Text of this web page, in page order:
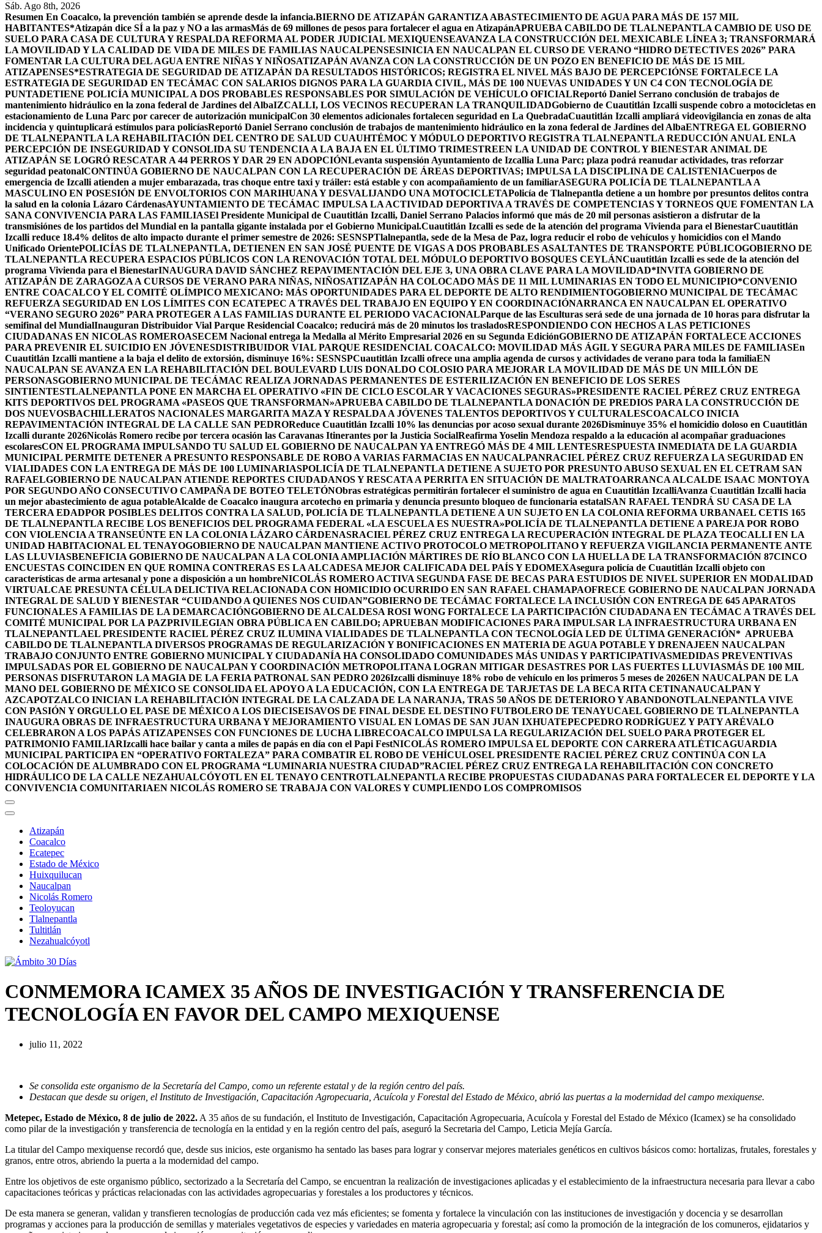
Sáb. Ago 8th, 2026
Resumen En Coacalco, la prevención también se aprende desde la infancia.BIERNO DE ATIZAPÁN GARANTIZA ABASTECIMIENTO DE AGUA PARA MÁS DE 157 MIL
HABITANTES*Atizapán dice SÍ a la paz y NO a las armasMás de 69 millones de pesos para fortalecer el agua en AtizapánAPRUEBA CABILDO DE TLALNEPANTLA CAMBIO DE USO DE
SUELO PARA CASA DE CULTURA Y RESPALDA REFORMA AL PODER JUDICIAL MEXIQUENSEAVANZA LA CONSTRUCCIÓN DEL MEXICABLE LÍNEA 3; TRANSFORMARÁ
LA MOVILIDAD Y LA CALIDAD DE VIDA DE MILES DE FAMILIAS NAUCALPENSESINICIA EN NAUCALPAN EL CURSO DE VERANO “HIDRO DETECTIVES 2026” PARA
FOMENTAR LA CULTURA DEL AGUA ENTRE NIÑAS Y NIÑOSATIZAPÁN AVANZA CON LA CONSTRUCCIÓN DE UN POZO EN BENEFICIO DE MÁS DE 15 MIL
ATIZAPENSES*ESTRATEGIA DE SEGURIDAD DE ATIZAPÁN DA RESULTADOS HISTÓRICOS; REGISTRA EL NIVEL MÁS BAJO DE PERCEPCIÓNSE FORTALECE LA
ESTRATEGIA DE SEGURIDAD EN TECÁMAC CON SALARIOS DIGNOS PARA LA GUARDIA CIVIL, MÁS DE 100 NUEVAS UNIDADES Y UN C4 CON TECNOLOGÍA DE
PUNTADETIENE POLICÍA MUNICIPAL A DOS PROBABLES RESPONSABLES POR SIMULACIÓN DE VEHÍCULO OFICIALReportó Daniel Serrano conclusión de trabajos de
mantenimiento hidráulico en la zona federal de Jardines del AlbaIZCALLI, LOS VECINOS RECUPERAN LA TRANQUILIDADGobierno de Cuautitlán Izcalli suspende cobro a motocicletas en
estacionamiento de Luna Parc por carecer de autorización municipalCon 30 elementos adicionales fortalecen seguridad en La QuebradaCuautitlán Izcalli ampliará videovigilancia en zonas de alta
incidencia y quintuplicará estímulos para policíasReportó Daniel Serrano conclusión de trabajos de mantenimiento hidráulico en la zona federal de Jardines del AlbaENTREGA EL GOBIERNO
DE TLALNEPANTLA LA REHABILITACIÓN DEL CENTRO DE SALUD CUAUHTÉMOC Y MÓDULO DEPORTIVO REGISTRA TLALNEPANTLA REDUCCIÓN ANUAL ENLA
PERCEPCIÓN DE INSEGURIDAD Y CONSOLIDA SU TENDENCIA A LA BAJA EN EL ÚLTIMO TRIMESTREEN LA UNIDAD DE CONTROL Y BIENESTAR ANIMAL DE
ATIZAPÁN SE LOGRÓ RESCATAR A 44 PERROS Y DAR 29 EN ADOPCIÓNLevanta suspensión Ayuntamiento de Izcallia Luna Parc; plaza podrá reanudar actividades, tras reforzar
seguridad peatonalCONTINÚA GOBIERNO DE NAUCALPAN CON LA RECUPERACIÓN DE ÁREAS DEPORTIVAS; IMPULSA LA DISCIPLINA DE CALISTENIACuerpos de
emergencia de Izcalli atienden a mujer embarazada, tras choque entre taxi y tráiler: está estable y con acompañamiento de un familiarASEGURA POLICÍA DE TLALNEPANTLA A
MASCULINO EN POSESIÓN DE ENVOLTORIOS CON MARIHUANA Y DESVALIJANDO UNA MOTOCICLETAPolicía de Tlalnepantla detiene a un hombre por presuntos delitos contra
la salud en la colonia Lázaro CárdenasAYUNTAMIENTO DE TECÁMAC IMPULSA LA ACTIVIDAD DEPORTIVA A TRAVÉS DE COMPETENCIAS Y TORNEOS QUE FOMENTAN LA
SANA CONVIVENCIA PARA LAS FAMILIASEl Presidente Municipal de Cuautitlán Izcalli, Daniel Serrano Palacios informó que más de 20 mil personas asistieron a disfrutar de la
transmisiónes de los partidos del Mundial en la pantalla gigante instalada por el Gobierno Municipal.Cuautitlán Izcalli es sede de la atención del programa Vivienda para el BienestarCuautitlán
Izcalli reduce 18.4% delitos de alto impacto durante el primer semestre de 2026: SESNSPTlalnepantla, sede de la Mesa de Paz, logra reducir el robo de vehículos y homicidios con el Mando
Unificado OrientePOLICÍAS DE TLALNEPANTLA, ​DETIENEN EN SAN JOSÉ PUENTE DE VIGAS A DOS PROBABLES ASALTANTES DE TRANSPORTE PÚBLICOGOBIERNO DE
TLALNEPANTLA RECUPERA ESPACIOS PÚBLICOS CON LA RENOVACIÓN TOTAL DEL MÓDULO DEPORTIVO BOSQUES CEYLÁNCuautitlán Izcalli es sede de la atención del
programa Vivienda para el BienestarINAUGURA DAVID SÁNCHEZ REPAVIMENTACIÓN DEL EJE 3, UNA OBRA CLAVE PARA LA MOVILIDAD*INVITA GOBIERNO DE
ATIZAPÁN DE ZARAGOZA A CURSOS DE VERANO PARA NIÑAS, NIÑOSATIZAPÁN HA COLOCADO MÁS DE 11 MIL LUMINARIAS EN TODO EL MUNICIPIO*CONVENIO
ENTRE COACALCO Y EL COMITÉ OLÍMPICO MEXICANO: MÁS OPORTUNIDADES PARA EL DEPORTE DE ALTO RENDIMIENTOGOBIERNO MUNICIPAL DE TECÁMAC
REFUERZA SEGURIDAD EN LOS LÍMITES CON ECATEPEC A TRAVÉS DEL TRABAJO EN EQUIPO Y EN COORDINACIÓNARRANCA EN NAUCALPAN EL OPERATIVO
“VERANO SEGURO 2026” PARA PROTEGER A LAS FAMILIAS DURANTE EL PERIODO VACACIONALParque de las Esculturas será sede de una jornada de 10 horas para disfrutar la
semifinal del MundialInauguran Distribuidor Vial Parque Residencial Coacalco; reducirá más de 20 minutos los trasladosRESPONDIENDO CON HECHOS A LAS PETICIONES
CIUDADANAS EN NICOLAS ROMEROASECEM Nacional entrega la Medalla al Mérito Empresarial 2026 en su Segunda EdiciónGOBIERNO DE ATIZAPÁN FORTALECE ACCIONES
PARA PREVENIR EL SUICIDIO EN JÓVENESDISTRIBUIDOR VIAL PARQUE RESIDENCIAL COACALCO: MOVILIDAD MÁS ÁGIL Y SEGURA PARA MILES DE FAMILIASEn
Cuautitlán Izcalli mantiene a la baja el delito de extorsión, disminuye 16%: SESNSPCuautitlán Izcalli ofrece una amplia agenda de cursos y actividades de verano para toda la familiaEN
NAUCALPAN SE AVANZA EN LA REHABILITACIÓN DEL BOULEVARD LUIS DONALDO COLOSIO PARA MEJORAR LA MOVILIDAD DE MÁS DE UN MILLÓN DE
PERSONASGOBIERNO MUNICIPAL DE TECÁMAC REALIZA JORNADAS PERMANENTES DE ESTERILIZACIÓN EN BENEFICIO DE LOS SERES
SINTIENTESTLALNEPANTLA PONE EN MARCHA EL OPERATIVO «FIN DE CICLO ESCOLAR Y VACACIONES SEGURAS»PRESIDENTE RACIEL PÉREZ CRUZ ENTREGA
KITS DEPORTIVOS DEL PROGRAMA «PASEOS QUE TRANSFORMAN»APRUEBA CABILDO DE TLALNEPANTLA DONACIÓN DE PREDIOS PARA LA CONSTRUCCIÓN DE
DOS NUEVOSBACHILLERATOS NACIONALES MARGARITA MAZA Y RESPALDA A JÓVENES TALENTOS DEPORTIVOS Y CULTURALESCOACALCO INICIA
REPAVIMENTACIÓN INTEGRAL DE LA CALLE SAN PEDROReduce Cuautitlán Izcalli 10% las denuncias por acoso sexual durante 2026Disminuye 35% el homicidio doloso en Cuautitlán
Izcalli durante 2026Nicolás Romero recibe por tercera ocasión las Caravanas Itinerantes por la Justicia SocialReafirma Yoselin Mendoza respaldo a la educación al acompañar graduaciones
escolaresCON EL PROGRAMA IMPULSANDO TU SALUD EL GOBIERNO DE NAUCALPAN YA ENTREGÓ MÁS DE 4 MIL LENTESRESPUESTA INMEDIATA DE LA GUARDIA
MUNICIPAL PERMITE DETENER A PRESUNTO RESPONSABLE DE ROBO A VARIAS FARMACIAS EN NAUCALPANRACIEL PÉREZ CRUZ REFUERZA LA SEGURIDAD EN
VIALIDADES CON LA ENTREGA DE MÁS DE 100 LUMINARIASPOLICÍA DE TLALNEPANTLA DETIENE A SUJETO POR PRESUNTO ABUSO SEXUAL EN EL CETRAM SAN
RAFAELGOBIERNO DE NAUCALPAN ATIENDE REPORTES CIUDADANOS Y RESCATA A PERRITA EN SITUACIÓN DE MALTRATOARRANCA ALCALDE ISAAC MONTOYA
POR SEGUNDO AÑO CONSECUTIVO CAMPAÑA DE BOTEO TELETÓNObras estratégicas permitirán fortalecer el suministro de agua en Cuautitlán IzcalliAvanza Cuautitlán Izcalli hacia
un mejor abastecimiento de agua potableAlcalde de Coacalco inaugura arcotecho en primaria y denuncia presunto bloqueo de funcionaria estatalSAN RAFAEL TENDRÁ SU CASA DE LA
TERCERA EDADPOR POSIBLES DELITOS CONTRA LA SALUD, POLICÍA DE TLALNEPANTLA DETIENE A UN SUJETO EN LA COLONIA REFORMA URBANAEL CETIS 165
DE TLALNEPANTLA RECIBE LOS BENEFICIOS DEL PROGRAMA FEDERAL «LA ESCUELA ES NUESTRA»POLICÍA DE TLALNEPANTLA DETIENE A PAREJA POR ROBO
CON VIOLENCIA A TRANSEÚNTE EN LA COLONIA LÁZARO CÁRDENASRACIEL PÉREZ CRUZ ENTREGA LA RECUPERACIÓN INTEGRAL DE PLAZA TEOCALLI EN LA
UNIDAD HABITACIONAL EL TENAYOGOBIERNO DE NAUCALPAN MANTIENE ACTIVO PROTOCOLO METROPOLITANO Y REFUERZA VIGILANCIA PERMANENTE ANTE
LAS LLUVIASBENEFICIA GOBIERNO DE NAUCALPAN A LA COLONIA AMPLIACIÓN MÁRTIRES DE RÍO BLANCO CON LA HUELLA DE LA TRANSFORMACIÓN 87CINCO
ENCUESTAS COINCIDEN EN QUE ROMINA CONTRERAS ES LA ALCADESA MEJOR CALIFICADA DEL PAÍS Y EDOMEXAsegura policía de Cuautitlán Izcalli objeto con
características de arma artesanal y pone a disposición a un hombreNICOLÁS ROMERO ACTIVA SEGUNDA FASE DE BECAS PARA ESTUDIOS DE NIVEL SUPERIOR EN MODALIDAD
VIRTUALCAE PRESUNTA CÉLULA DELICTIVA RELACIONADA CON HOMICIDIO OCURRIDO EN SAN RAFAEL CHAMAPAOFRECE GOBIERNO DE NAUCALPAN JORNADA
INTEGRAL DE SALUD Y BIENESTAR “CUIDANDO A QUIENES NOS CUIDAN”GOBIERNO DE TECÁMAC FORTALECE LA INCLUSIÓN CON ENTREGA DE 645 APARATOS
FUNCIONALES A FAMILIAS DE LA DEMARCACIÓNGOBIERNO DE ALCALDESA ROSI WONG FORTALECE LA PARTICIPACIÓN CIUDADANA EN TECÁMAC A TRAVÉS DEL
COMITÉ MUNICIPAL POR LA PAZPRIVILEGIAN OBRA PÚBLICA EN CABILDO; APRUEBAN MODIFICACIONES PARA IMPULSAR LA INFRAESTRUCTURA URBANA EN
TLALNEPANTLAEL PRESIDENTE RACIEL PÉREZ CRUZ ILUMINA VIALIDADES DE TLALNEPANTLA CON TECNOLOGÍA LED DE ÚLTIMA GENERACIÓN* APRUEBA
CABILDO DE TLALNEPANTLA DIVERSOS PROGRAMAS DE REGULARIZACIÓN Y BONIFICACIONES EN MATERIA DE AGUA POTABLE Y DRENAJEEN NAUCALPAN
TRABAJO CONJUNTO ENTRE GOBIERNO MUNICIPAL Y CIUDADANÍA HA CONSOLIDADO COMUNIDADES MÁS UNIDAS Y PARTICIPATIVASMEDIDAS PREVENTIVAS
IMPULSADAS POR EL GOBIERNO DE NAUCALPAN Y COORDINACIÓN METROPOLITANA LOGRAN MITIGAR DESASTRES POR LAS FUERTES LLUVIASMÁS DE 100 MIL
PERSONAS DISFRUTARON LA MAGIA DE LA FERIA PATRONAL SAN PEDRO 2026Izcalli disminuye 18% robo de vehículo en los primeros 5 meses de 2026EN NAUCALPAN DE LA
MANO DEL GOBIERNO DE MÉXICO SE CONSOLIDA EL APOYO A LA EDUCACIÓN, CON LA ENTREGA DE TARJETAS DE LA BECA RITA CETINANAUCALPAN Y
AZCAPOTZALCO INICIAN LA REHABILITACIÓN INTEGRAL DE LA CALZADA DE LA NARANJA, TRAS 50 AÑOS DE DETERIORO Y ABANDONOTLALNEPANTLA VIVE
CON PASIÓN Y ORGULLO EL PASE DE MÉXICO A LOS DIECISEISAVOS DE FINAL DESDE EL DESTINO FUTBOLERO DE TENAYUCAEL GOBIERNO DE TLALNEPANTLA
INAUGURA OBRAS DE INFRAESTRUCTURA URBANA Y MEJORAMIENTO VISUAL EN LOMAS DE SAN JUAN IXHUATEPECPEDRO RODRÍGUEZ Y PATY ARÉVALO
CELEBRARON A LOS PAPÁS ATIZAPENSES CON FUNCIONES DE LUCHA LIBRECOACALCO IMPULSA LA REGULARIZACIÓN DEL SUELO PARA PROTEGER EL
PATRIMONIO FAMILIARIzcalli hace bailar y canta a miles de papás en día con el Papi FestNICOLÁS ROMERO IMPULSA EL DEPORTE CON CARRERA ATLÉTICAGUARDIA
MUNICIPAL PARTICIPA EN “OPERATIVO FORTALEZA” PARA COMBATIR EL ROBO DE VEHÍCULOSEL PRESIDENTE RACIEL PÉREZ CRUZ CONTINÚA CON LA
COLOCACIÓN DE ALUMBRADO CON EL PROGRAMA “LUMINARIA NUESTRA CIUDAD”RACIEL PÉREZ CRUZ ENTREGA LA REHABILITACIÓN CON CONCRETO
HIDRÁULICO DE LA CALLE NEZAHUALCÓYOTL EN EL TENAYO CENTROTLALNEPANTLA RECIBE PROPUESTAS CIUDADANAS PARA FORTALECER EL DEPORTE Y LA
CONVIVENCIA COMUNITARIAEN NICOLÁS ROMERO SE TRABAJA CON VALORES Y CUMPLIENDO LOS COMPROMISOS
Atizapán
Coacalco
Ecatepec
Estado de México
Huixquilucan
Naucalpan
Nicolás Romero
Teoloyucan
Tlalnepantla
Tultitlán
Nezahualcóyotl
CONMEMORA ICAMEX 35 AÑOS DE INVESTIGACIÓN Y TRANSFERENCIA DE
TECNOLOGÍA EN FAVOR DEL CAMPO MEXIQUENSE
julio 11, 2022
Se consolida este organismo de la Secretaría del Campo, como un referente estatal y de la región centro del país.
Destacan que desde su origen, el Instituto de Investigación, Capacitación Agropecuaria, Acuícola y Forestal del Estado de México, abrió las puertas a la modernidad del campo mexiquense.
Metepec, Estado de México, 8 de julio de 2022. A 35 años de su fundación, el Instituto de Investigación, Capacitación Agropecuaria, Acuícola y Forestal del Estado de México (Icamex) se ha consolidado
como pilar de la investigación y transferencia de tecnología en la entidad y en la región centro del país, aseguró la Secretaria del Campo, Leticia Mejía García.
La titular del Campo mexiquense recordó que, desde sus inicios, este organismo ha sentado las bases para lograr y conservar mejores materiales genéticos en cultivos básicos como: hortalizas, frutales, forestales y
granos, entre otros, abriendo la puerta a la modernidad del campo.
Entre los objetivos de este organismo público, sectorizado a la Secretaría del Campo, se encuentran la realización de investigaciones aplicadas y el establecimiento de la infraestructura necesaria para llevar a cabo
capacitaciones teóricas y prácticas relacionadas con las actividades agropecuarias y forestales a los productores y técnicos.
De esta manera se generan, validan y transfieren tecnologías de producción cada vez más eficientes; se fomenta y fortalece la vinculación con las instituciones de investigación y docencia y se desarrollan
programas y acciones para la producción de semillas y materiales vegetativos de especies y variedades en materia agropecuaria y forestal; así como la promoción de la integración de los comuneros, ejidatarios y